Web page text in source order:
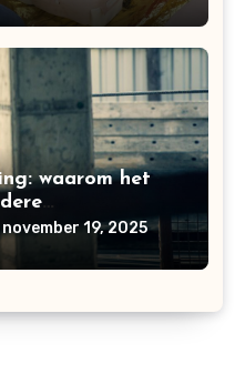
waarom het
november 19, 2025